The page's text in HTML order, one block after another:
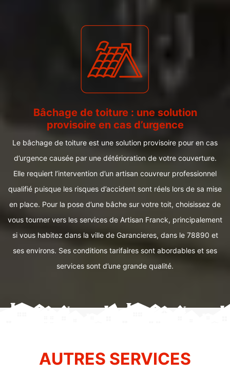
Bâchage de toiture : une solution
provisoire en cas d’urgence
Le bâchage de toiture est une solution provisoire pour en cas
d’urgence causée par une détérioration de votre couverture.
Elle requiert l’intervention d’un artisan couvreur professionnel
qualifié puisque les risques d’accident sont réels lors de sa mise
en place. Pour la pose d’une bâche sur votre toit, choisissez de
vous tourner vers les services de Artisan Franck, principalement
si vous habitez dans la ville de Garancieres, dans le 78890 et
ses environs. Ses conditions tarifaires sont abordables et ses
services sont d’une grande qualité.
AUTRES SERVICES